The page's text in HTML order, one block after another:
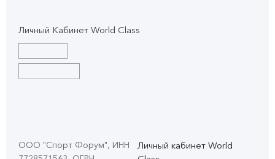
Личный Кабинет World Class
ООО "Спорт Форум", ИНН
Личный кабинет World